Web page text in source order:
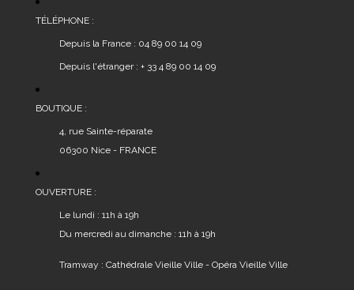
TÉLÉPHONE :
Depuis la France : 04 89 00 14 09
Depuis l'étranger : + 33 4 89 00 14 09
BOUTIQUE :
4, rue Sainte-réparate
06300 Nice - FRANCE
OUVERTURE :
Le lundi : 11h à 19h
Du mercredi au dimanche : 11h à 19h
Tramway : Cathédrale Vieille Ville - Opéra Vieille Ville